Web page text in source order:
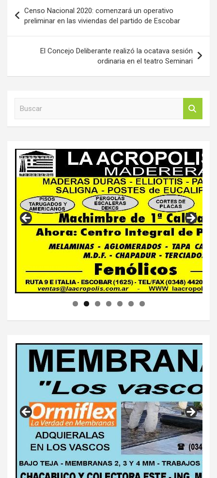
de
entradas
Censo Nacional 2020: comenzará un operativo
preliminar en las viviendas del partido de Escobar
El Concejo Deliberante realizó la ocatava sesión
ordinaria en el teatro Seminari
r